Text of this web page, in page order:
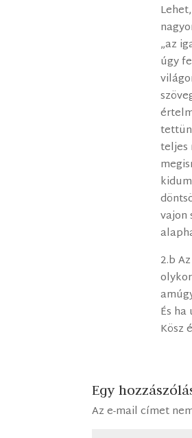
„az
úgy
teljes
vajon
2.b
És
Kösz
Egy
Az e-mail címet